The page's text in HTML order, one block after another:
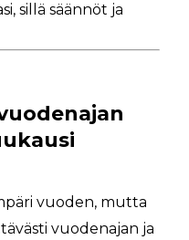
sillä säännöt ja
vuoden, mutta
vuodenajan ja